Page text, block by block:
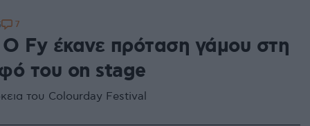
Ο Fy έκανε πρόταση γάμου στη
του on stage
του Colourday Festival
7